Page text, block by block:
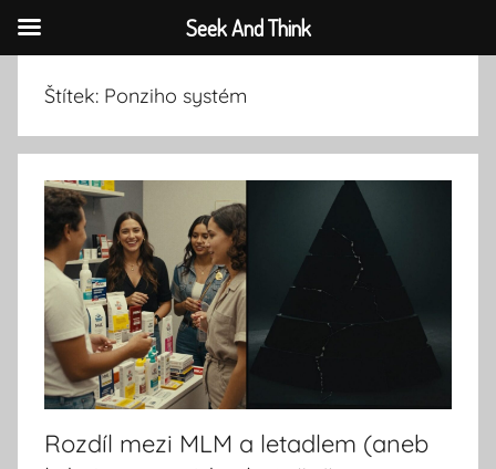
obsahu
Štítek: Ponziho systém
Rozdíl mezi MLM a letadlem (aneb
Seek And Think